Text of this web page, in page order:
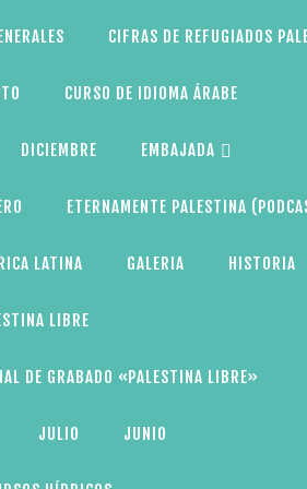
CIFRAS DE REFUGIADOS
CURSO DE IDIOMA ÁRABE
DICIEMBRE EMBAJADA
ETERNAMENTE PALESTINA
LATINA GALERIA HISTORIA
LIBRE
DE GRABADO «PALESTINA LIBRE»
JULIO JUNIO